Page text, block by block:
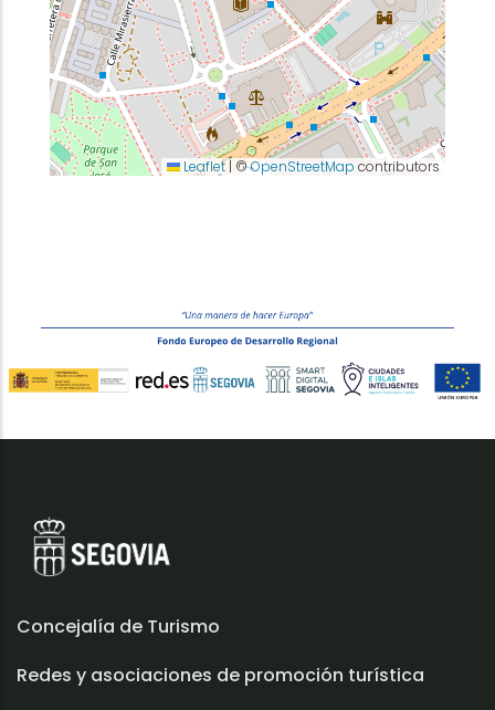
Leaflet | ©OpenStreetMap contributors
Concejalía de Turismo
Redes y asociaciones de promoción turística